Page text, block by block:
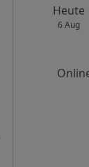
Heute
6 Aug